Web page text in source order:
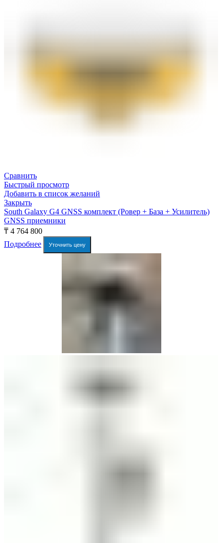
Сравнить
Быстрый просмотр
Добавить в список желаний
Закрыть
South Galaxy G4 GNSS комплект (Ровер + База + Усилитель)
GNSS приемники
₸ 4 764 800
Подробнее
Уточнить цену